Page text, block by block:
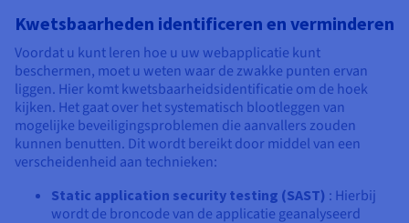
Kwetsbaarheden identificeren en verminderen
Voordat u kunt leren hoe u uw webapplicatie kunt
beschermen, moet u weten waar de zwakke punten ervan
liggen. Hier komt kwetsbaarheidsidentificatie om de hoek
kijken. Het gaat over het systematisch blootleggen van
mogelijke beveiligingsproblemen die aanvallers zouden
kunnen benutten. Dit wordt bereikt door middel van een
verscheidenheid aan technieken:
Static application security testing (SAST) : Hierbij
wordt de broncode van de applicatie geanalyseerd